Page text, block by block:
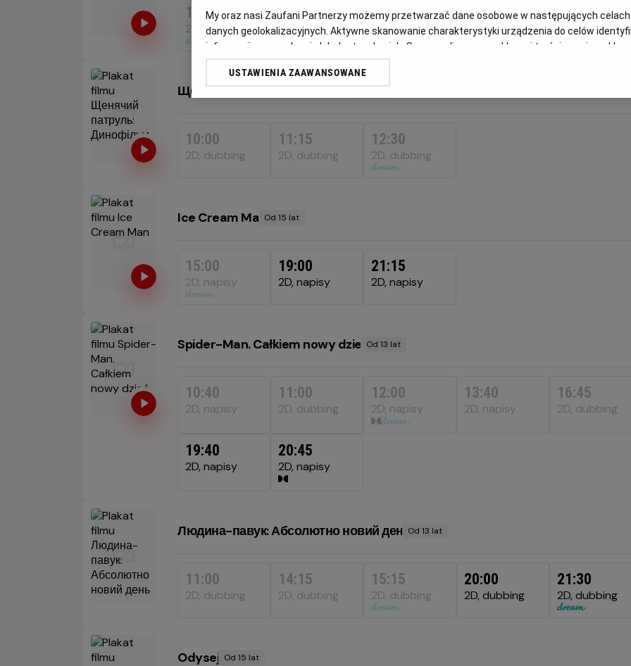
10:15
2D, dubbing
13:30
2D, dubbing
14:45
2D, dubbing
15:45
2D, dubbing
17:00
2D, dubbing
Minimalny
Щенячий патруль: Динофільм
10:00
2D, dubbing
11:15
2D, dubbing
12:30
2D, dubbing
Minimalny
Od 15 lat
Ice Cream Man
15:00
2D, napisy
19:00
2D, napisy
21:15
2D, napisy
Minimalny
Od 13 lat
Spider-Man. Całkiem nowy dzień
10:40
2D, napisy
11:00
2D, dubbing
12:00
2D, napisy
13:40
2D, napisy
16:45
2D, dubbing
19:40
2D, napisy
20:45
2D, napisy
Minimalny
Od 13 lat
Людина-павук: Абсолютно новий день
11:00
2D, dubbing
14:15
2D, dubbing
15:15
2D, dubbing
20:00
2D, dubbing
21:30
2D, dubbing
Minimalny
Od 15 lat
Odyseja
My oraz nasi Zaufani Partnerzy możemy przetwarzać dane osobowe w następujących celach:
danych geolokalizacyjnych. Aktywne skanowanie charakterystyki urządzenia do celów
informacji na urządzeniu lub dostęp do nich. Spersonalizowane reklamy i treści, pomiar reklam
odbiorców i ulepszanie usług.
USTAWIENIA ZAAWANSOWANE